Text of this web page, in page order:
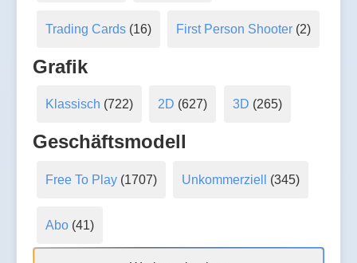
Trading Cards(16) First Person Shooter (2)
Grafik
Klassisch (722) 2D (627) 3D (265)
Geschäftsmodell
Free To Play(1707) Unkommerziell (345)
Abo(41)